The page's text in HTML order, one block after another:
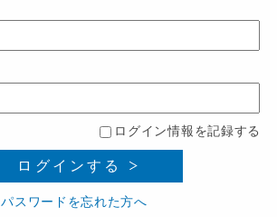
ログイン情報を記録する
ログインする
パスワードを忘れた方へ